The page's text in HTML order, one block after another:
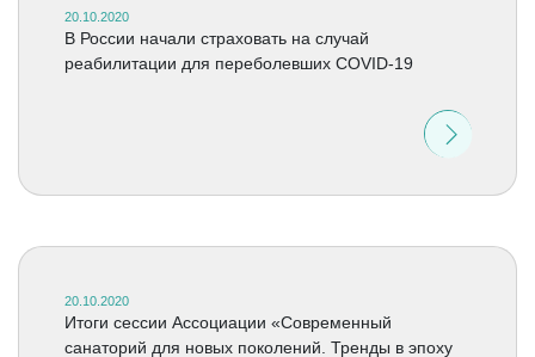
20.10.2020
В России начали страховать на случай
реабилитации для переболевших COVID-19
20.10.2020
Итоги сессии Ассоциации «Современный
санаторий для новых поколений. Тренды в эпоху